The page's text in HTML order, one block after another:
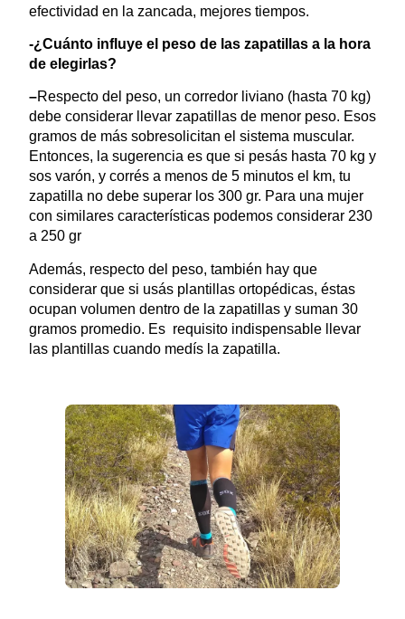
efectividad en la zancada, mejores tiempos.
-¿Cuánto influye el peso de las zapatillas a la hora
de elegirlas?
–Respecto del peso, un corredor liviano (hasta 70 kg)
debe considerar llevar zapatillas de menor peso. Esos
gramos de más sobresolicitan el sistema muscular.
Entonces, la sugerencia es que si pesás hasta 70 kg y
sos varón, y corrés a menos de 5 minutos el km, tu
zapatilla no debe superar los 300 gr. Para una mujer
con similares características podemos considerar 230
a 250 gr
Además, respecto del peso, también hay que
considerar que si usás plantillas ortopédicas, éstas
ocupan volumen dentro de la zapatillas y suman 30
gramos promedio. Es requisito indispensable llevar
las plantillas cuando medís la zapatilla.